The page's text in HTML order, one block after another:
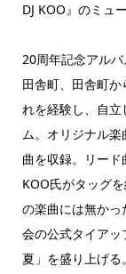
DJ KOO』のミュ
20周年記念アルバ
田舎町、田舎町
れを経験し、自
ム。オリジナル
曲を収録。リー
KOO氏がタッグ
の楽曲には無か
会の公式タイア
夏」を盛り上げ